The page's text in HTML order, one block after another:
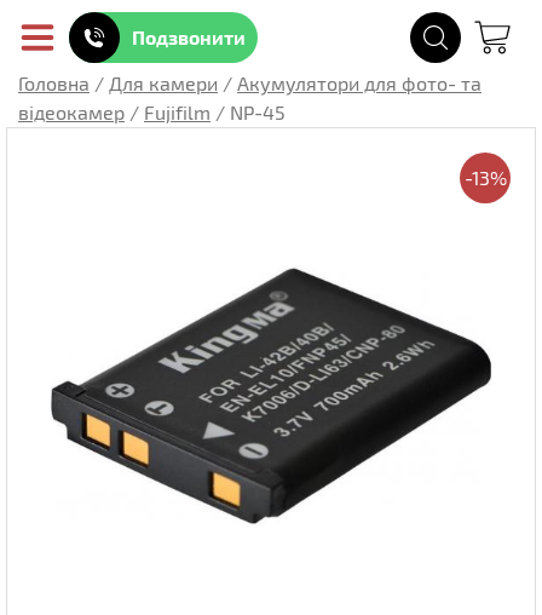
Подзвонити
Головна / Для камери / Акумулятори для фото- та
відеокамер / Fujifilm / NP-45
-13%